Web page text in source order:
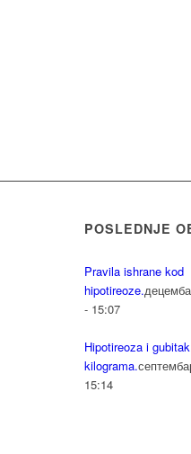
POSLEDNJE
Pravila ishrane kod
hipotireoze.
- 15:07
Hipotireoza i gubitak
kilograma.
15:14